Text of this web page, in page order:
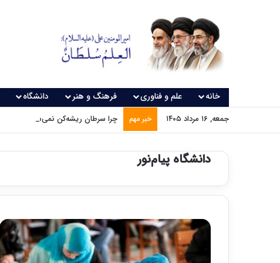
خانه علم و فناوری فرهنگ و هنر دانشگاه
جمعه, ۱۶ مرداد ۱۴۰۵ خبر مهم چرا سرطان ریشه‌کن نمی‌شود؟
دانشگاه پیام‌نور